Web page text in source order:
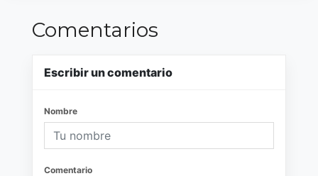
Comentarios
Escribir un comentario
Nombre
Comentario